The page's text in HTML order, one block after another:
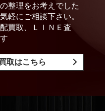
整理をお考えでした
軽にご相談下さい。
買取、ＬＩＮＥ査
取はこちら